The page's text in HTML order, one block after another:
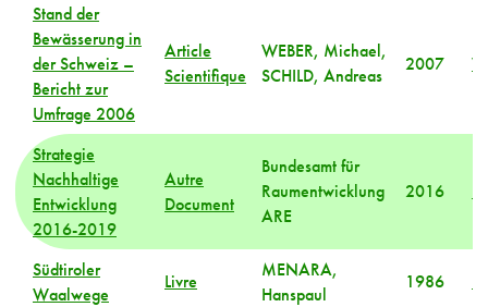
Stand der
Bewässerung in
der Schweiz –
Bericht zur
Umfrage 2006
Article
Scientifique
WEBER, Michael,
SCHILD, Andreas
2007
Strategie
Nachhaltige
Entwicklung
2016-2019
Autre
Document
Bundesamt für
Raumentwicklung
ARE
2016
Südtiroler
Waalwege
Livre
MENARA,
Hanspaul
1986